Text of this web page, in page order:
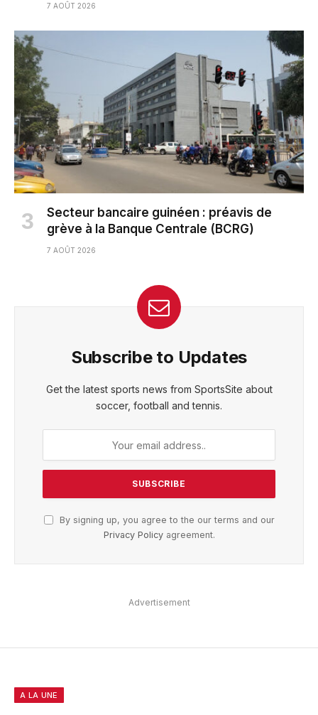
7 AOÛT 2026
Secteur bancaire guinéen : préavis de
grève à la Banque Centrale (BCRG)
7 AOÛT 2026
Subscribe to Updates
Get the latest sports news from SportsSite about
soccer, football and tennis.
By signing up, you agree to the our terms and our
Privacy Policyagreement.
Advertisement
A LA UNE